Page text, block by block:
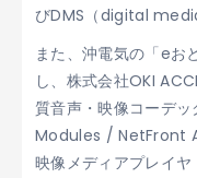
びDMS（digital
また、沖電気の「eおと
し、株式会社OKI
質音声・映像コーデ
Modules / NetFront
映像メディアプレイ